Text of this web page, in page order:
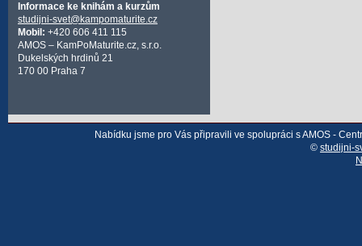
Informace ke knihám a kurzům
studijni-svet@kampomaturite.cz
Mobil: +420 606 411 115
AMOS – KamPoMaturite.cz, s.r.o.
Dukelských hrdinů 21
170 00 Praha 7
Nabídku jsme pro Vás připravili ve spolupráci s AMOS -
© studijni-